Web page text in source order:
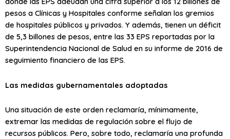
pesos a Clínicas y Hospitales conforme señalan los gremios
de hospitales públicos y privados. Y además, tienen un déficit
de 5,3 billones de pesos, entre las 33 EPS reportadas por la
Superintendencia Nacional de Salud en su informe de 2016 de
seguimiento financiero de las EPS.
Las medidas gubernamentales adoptadas
Una situación de este orden reclamaría, mínimamente,
extremar las medidas de regulación sobre el flujo de
recursos públicos. Pero, sobre todo, reclamaría una profunda